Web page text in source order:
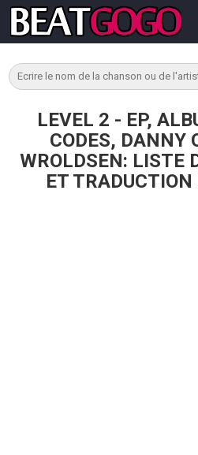
LEVEL 2 - EP,
CODES, DANNY
WROLDSEN: LISTE
ET TRADUCTION